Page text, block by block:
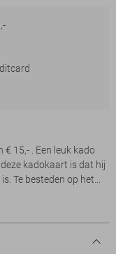
15,- . Een leuk kado
kadokaart is dat hij
Te besteden op het